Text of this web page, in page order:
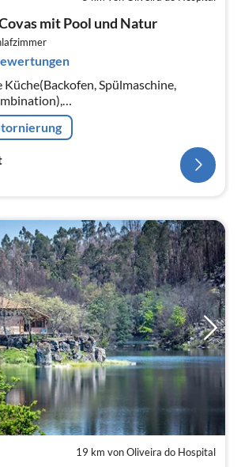
mit Pool und Natur
Spülmaschine,
Herd(Holz), Sitzecke,
Heizung(elektrisch)
19 km von Oliveira do Hospital